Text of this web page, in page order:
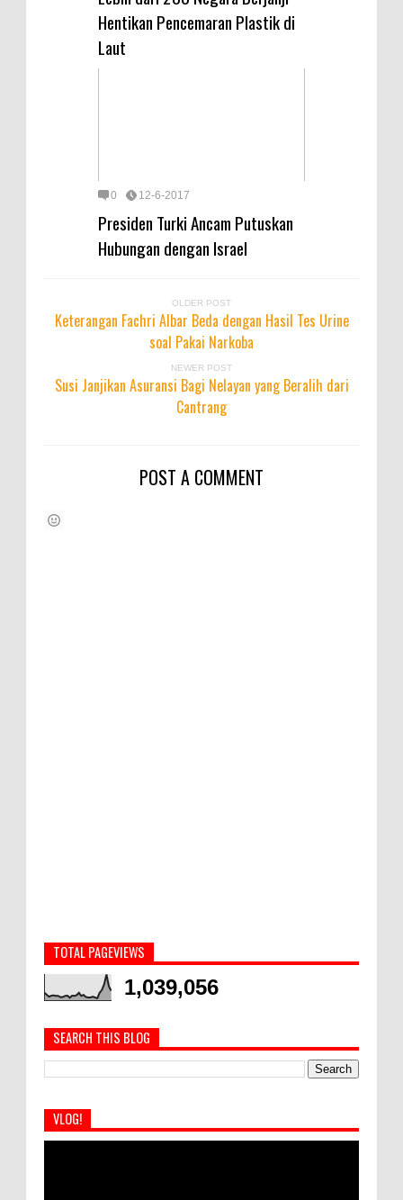
Hentikan Pencemaran Plastik di
Laut
0 12-6-2017
Presiden Turki Ancam Putuskan
Hubungan dengan Israel
OLDER POST
Keterangan Fachri Albar Beda dengan Hasil Tes Urine
soal Pakai Narkoba
NEWER POST
Susi Janjikan Asuransi Bagi Nelayan yang Beralih dari
Cantrang
POST A COMMENT
TOTAL PAGEVIEWS
1,039,056
SEARCH THIS BLOG
VLOG!